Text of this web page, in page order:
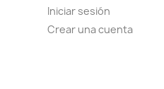
Iniciar sesión
Crear una cuenta